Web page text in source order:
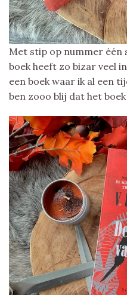
Met stip op nummer één
boek heeft zo bizar veel
een boek waar ik al een
ben zooo blij dat het